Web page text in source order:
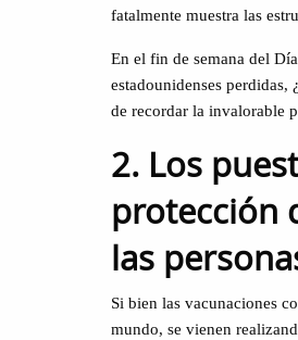
fatalmente muestra las
En el fin de semana del
estadounidenses
de recordar la invalorable
2. Los
protección
las
Si bien las vacunaciones
mundo, se vienen